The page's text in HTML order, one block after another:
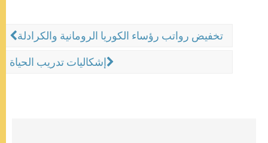
تخفيض رواتب رؤساء الكوريا الرومانية والكرادلة
إشكاليات تدريب الحياة